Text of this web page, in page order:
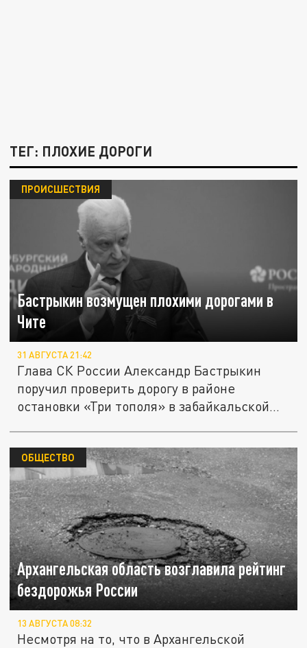
ТЕГ: ПЛОХИЕ ДОРОГИ
Бастрыкин возмущен плохими дорогами в
Чите
ПРОИСШЕСТВИЯ
31 АВГУСТА 21:42
Глава СК России Александр Бастрыкин
поручил проверить дорогу в районе
остановки «Три тополя» в забайкальской...
Архангельская область возглавила рейтинг
бездорожья России
ОБЩЕСТВО
13 АВГУСТА 08:32
Несмотря на то, что в Архангельской